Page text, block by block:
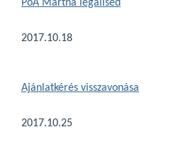
PoA Martha legalised
2017.10.18
Ajánlatkérés visszavonása
2017.10.25